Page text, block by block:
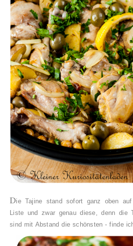
Die Tajine stand sofort ganz oben
Liste und zwar genau diese, denn die
sind mit Abstand die schönsten - finde